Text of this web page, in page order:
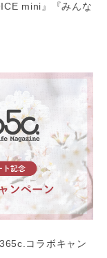
mini』『みんな
コラボキャン